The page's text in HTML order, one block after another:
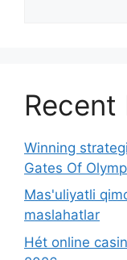
Recent
Winning
Gates Of
Mas'uliyatli
maslahatlar
Hét online